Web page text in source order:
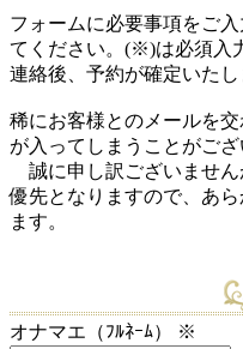
フォームに必要事項をご
てください。(※)は必須入
連絡後、予約が確定いたし
稀にお客様とのメールを
が入ってしまうことがござ
誠に申し訳ございません
優先となりますので、あ
ます。
オナマエ（ﾌﾙﾈｰﾑ） ※